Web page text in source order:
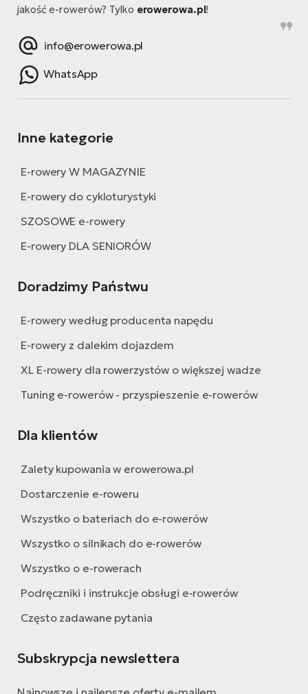
jakość e-rowerów? Tylko erowerowa.pl!
info@erowerowa.pl
WhatsApp
Inne kategorie
E-rowery W MAGAZYNIE
E-rowery do cykloturystyki
SZOSOWE e-rowery
E-rowery DLA SENIORÓW
Doradzimy Państwu
E-rowery według producenta napędu
E-rowery z dalekim dojazdem
XL E-rowery dla rowerzystów o większej wadze
Tuning e-rowerów - przyspieszenie e-rowerów
Dla klientów
Zalety kupowania w erowerowa.pl
Dostarczenie e-roweru
Wszystko o bateriach do e-rowerów
Wszystko o silnikach do e-rowerów
Wszystko o e-rowerach
Podręczniki i instrukcje obsługi e-rowerów
Często zadawane pytania
Subskrypcja newslettera